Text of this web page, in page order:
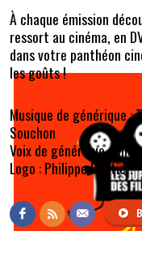
À chaque émission
ressort au cinéma, en
dans votre panthéon
les goûts !
Musique de générique :
Souchon
Voix de générique :
Logo : Philippe Routier.